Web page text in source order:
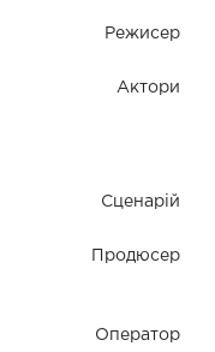
Режисер
Актори
Сценарій
Продюсер
Оператор